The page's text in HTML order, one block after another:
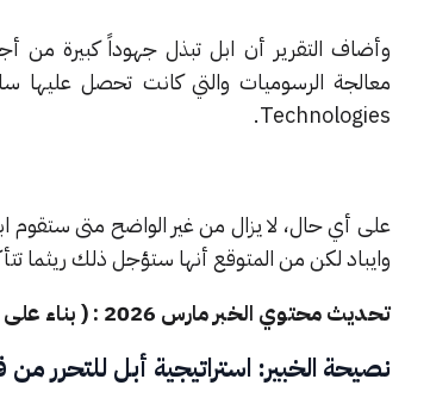
وأضاف التقرير أن ابل تبذل جهوداً كبيرة من
Technologies.
على أي حال، لا يزال من غير الواضح متى
وايباد لكن من المتوقع أنها ستؤجل ذلك ريثما
تحديث محتوي الخبر مارس 2026 : ( بناء على المستجدات )
نصيحة الخبير: استراتيجية أبل للتحرر